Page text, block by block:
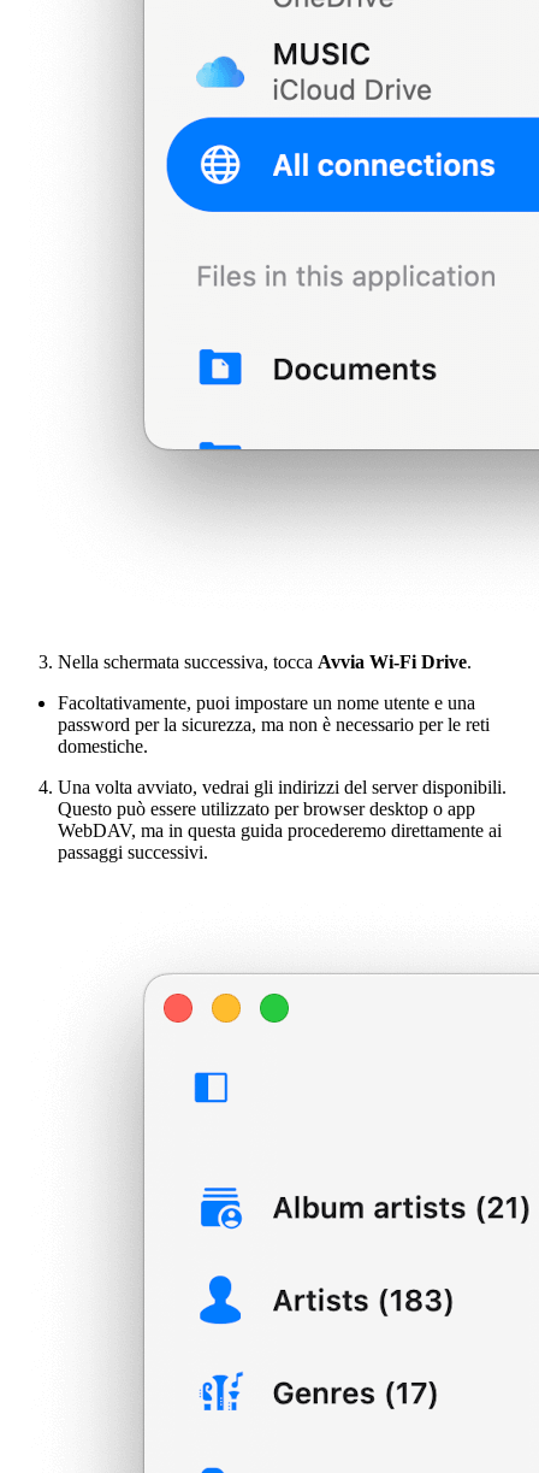
Nella schermata successiva, tocca Avvia Wi-Fi Drive.
Facoltativamente, puoi impostare un nome utente e una
password per la sicurezza, ma non è necessario per le reti
domestiche.
Una volta avviato, vedrai gli indirizzi del server disponibili.
Questo può essere utilizzato per browser desktop o app
WebDAV, ma in questa guida procederemo direttamente ai
passaggi successivi.